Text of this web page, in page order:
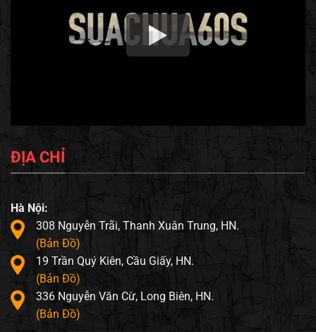
ĐỊA CHỈ
Hà Nội:
308 Nguyễn Trãi, Thanh Xuân Trung, HN.
(Bản Đồ)
19 Trần Quý Kiên, Cầu Giấy, HN.
(Bản Đồ)
336 Nguyễn Văn Cừ, Long Biên, HN.
(Bản Đồ)